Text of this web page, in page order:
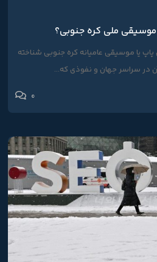
ملی کره جنوبی؟
یا موسیقی عامیانه کره جنوبی شناخته
در سراسر جهان و نفوذی که...
0